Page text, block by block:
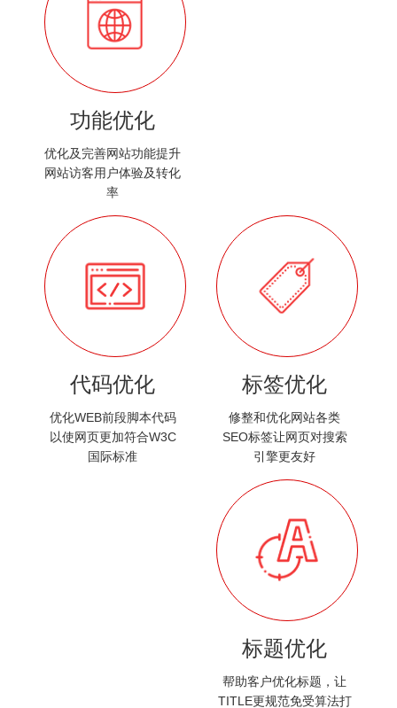
功能优化
优化及完善网站功能提升
网站访客用户体验及转化
率
代码优化
优化WEB前段脚本代码
以使网页更加符合W3C
国际标准
标签优化
修整和优化网站各类
SEO标签让网页对搜索
引擎更友好
标题优化
帮助客户优化标题，让
TITLE更规范免受算法打